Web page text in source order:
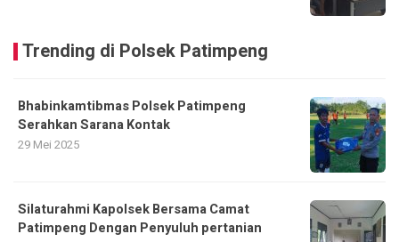
Trending di Polsek Patimpeng
Bhabinkamtibmas Polsek Patimpeng
Serahkan Sarana Kontak
29 Mei 2025
Silaturahmi Kapolsek Bersama Camat
Patimpeng Dengan Penyuluh pertanian